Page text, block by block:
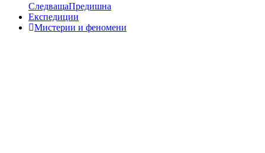
СледващаПредишна
Експедиции
Мистерии и феномени